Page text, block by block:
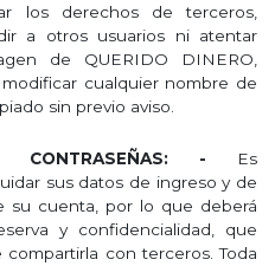
los derechos de terceros,
a otros usuarios ni atentar
de QUERIDO DINERO,
cualquier nombre de
sin previo aviso.
CONTRASEÑAS: - Es
sus datos de ingreso y de
su cuenta, por lo que deberá
y confidencialidad, que
con terceros. Toda